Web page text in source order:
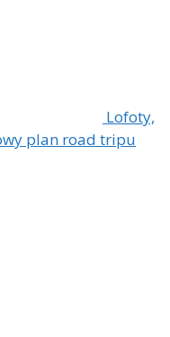
Lofoty,
plan road tripu